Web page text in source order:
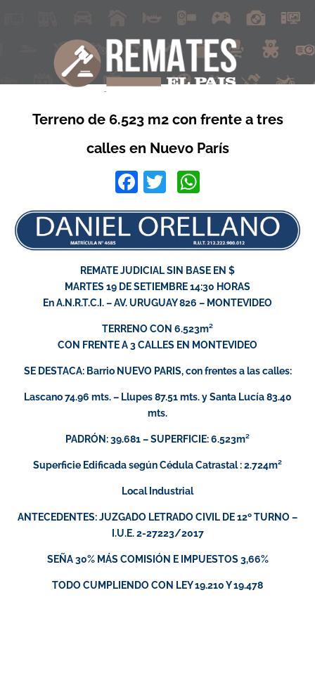
Terreno de 6.523 m2 con frente a tres
calles en Nuevo París
Facebook
Twitter
REMATE JUDICIAL SIN BASE EN $
MARTES 19 DE SETIEMBRE 14:30 HORAS
En A.N.R.T.C.I. – AV. URUGUAY 826 – MONTEVIDEO
TERRENO CON 6.523m²
CON FRENTE A 3 CALLES EN MONTEVIDEO
SE DESTACA: Barrio NUEVO PARIS, con frentes a las calles:
Lascano 74.96 mts. – Llupes 87.51 mts. y Santa Lucía 83.40
mts.
PADRÓN: 39.681 – SUPERFICIE: 6.523m²
Superficie Edificada según Cédula Catrastal : 2.724m²
Local Industrial
ANTECEDENTES: JUZGADO LETRADO CIVIL DE 12º TURNO –
I.U.E. 2-27223/2017
SEÑA 30% MÁS COMISIÓN E IMPUESTOS 3,66%
TODO CUMPLIENDO CON LEY 19.210 Y 19.478